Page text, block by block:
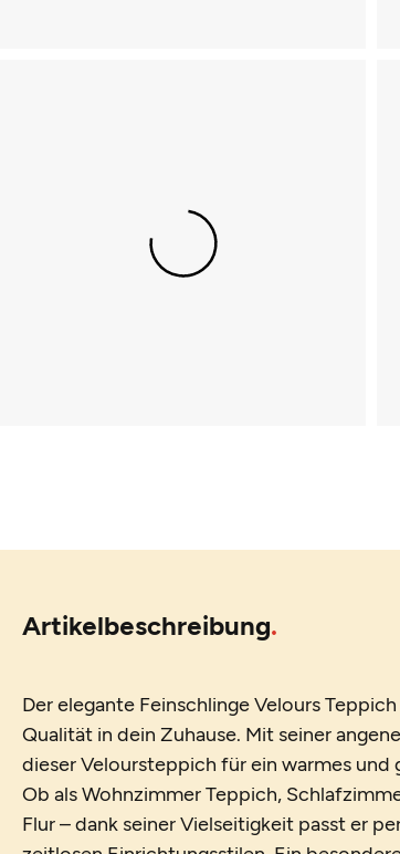
Artikelbeschreibung
Der elegante Feinschlinge Velours
Qualität in dein Zuhause. Mit seiner
dieser Veloursteppich für ein warmes
Ob als Wohnzimmer Teppich,
Flur – dank seiner Vielseitigkeit passt er